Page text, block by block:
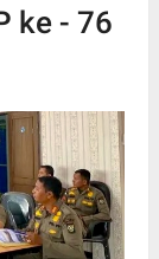
ke - 76